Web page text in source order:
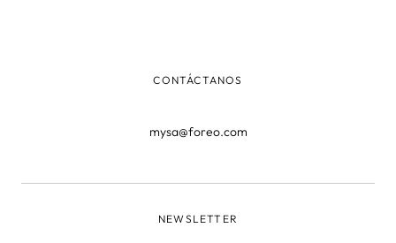
CONTÁCTANOS
mysa@foreo.com
NEWSLETTER